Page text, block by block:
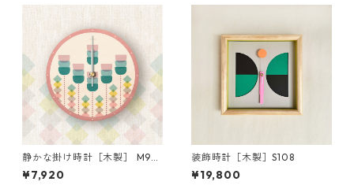
静かな掛け時計［木製］ M90
05-lavender
¥7,920
装飾時計［木製］S108
¥19,800